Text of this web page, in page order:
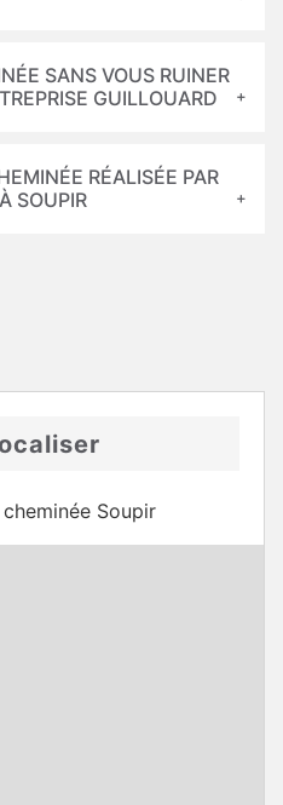
SANS VOUS RUINER
GUILLOUARD
RÉALISÉE PAR
SOUPIR
Soupir